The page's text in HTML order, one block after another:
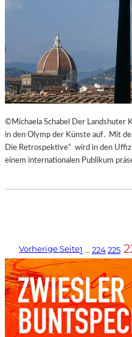
©Michaela Schabel Der Landshuter
in den Olymp der Künste auf. Mit
Die Retrospektive“ wird in den
einem internationalen Publikum
Vorherige Seite1 … 224225